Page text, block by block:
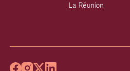
La Réunion